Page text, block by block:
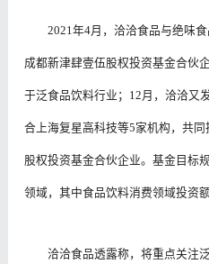
2021年4月，洽洽食品与绝味
成都新津肆壹伍股权投资基金合伙
于泛食品饮料行业；12月，洽洽又
合上海复星高科技等5家机构，共
股权投资基金合伙企业。基金目标
领域，其中食品饮料消费领域投资
洽洽食品透露称，将重点关注